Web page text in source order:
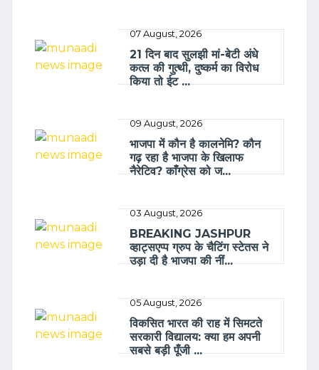
07 August, 2026
21 दिन बाद सुलझी मां-बेटी अंधे
कत्ल की गुत्थी, दुष्कर्म का विरोध
किया तो ईट ...
09 August, 2026
भाजपा में कौन है कालनेमि? कौन
गढ़ रहा है भाजपा के खिलाफ
नैरेटिव? काँग्रेस को ज...
03 August, 2026
BREAKING JASHPUR
व्हाट्सएप्प ग्रुप के चैटिंग स्टेतस ने
उड़ा दी है भाजपा की नीं...
05 August, 2026
विकसित भारत की राह में सिमटते
सरकारी विद्यालय: क्या हम अपनी
सबसे बड़ी पूँजी ...